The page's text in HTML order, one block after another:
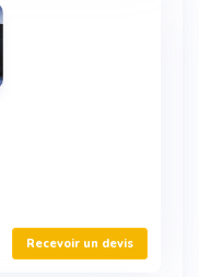
Recevoir un devis